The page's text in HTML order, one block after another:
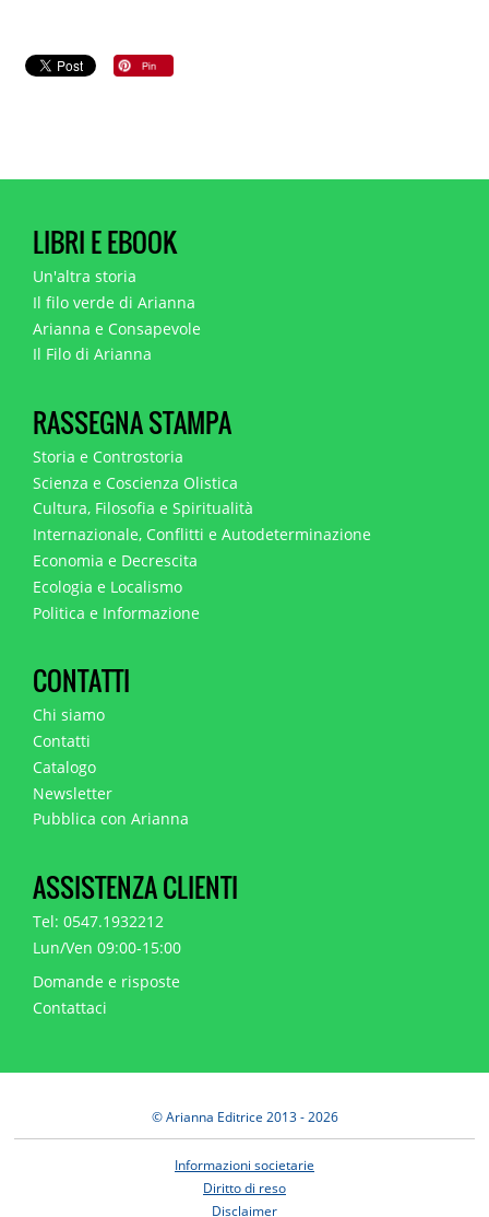
LIBRI E EBOOK
Un'altra storia
Il filo verde di Arianna
Arianna e Consapevole
Il Filo di Arianna
RASSEGNA STAMPA
Storia e Controstoria
Scienza e Coscienza Olistica
Cultura, Filosofia e Spiritualità
Internazionale, Conflitti e Autodeterminazione
Economia e Decrescita
Ecologia e Localismo
Politica e Informazione
CONTATTI
Chi siamo
Contatti
Catalogo
Newsletter
Pubblica con Arianna
ASSISTENZA CLIENTI
Tel: 0547.1932212
Lun/Ven 09:00-15:00
Domande e risposte
Contattaci
© Arianna Editrice 2013 - 2026
Informazioni societarie
Diritto di reso
Disclaimer